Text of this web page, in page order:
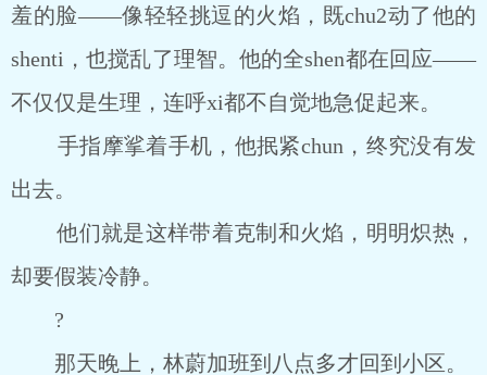
羞的脸――像轻轻挑逗的火焰，既chu2动了他的
shenti，也搅乱了理智。他的全shen都在回应――
不仅仅是生理，连呼xi都不自觉地急促起来。
手指摩挲着手机，他抿紧chun，终究没有发
出去。
他们就是这样带着克制和火焰，明明炽热，
却要假装冷静。
?
那天晚上，林蔚加班到八点多才回到小区。